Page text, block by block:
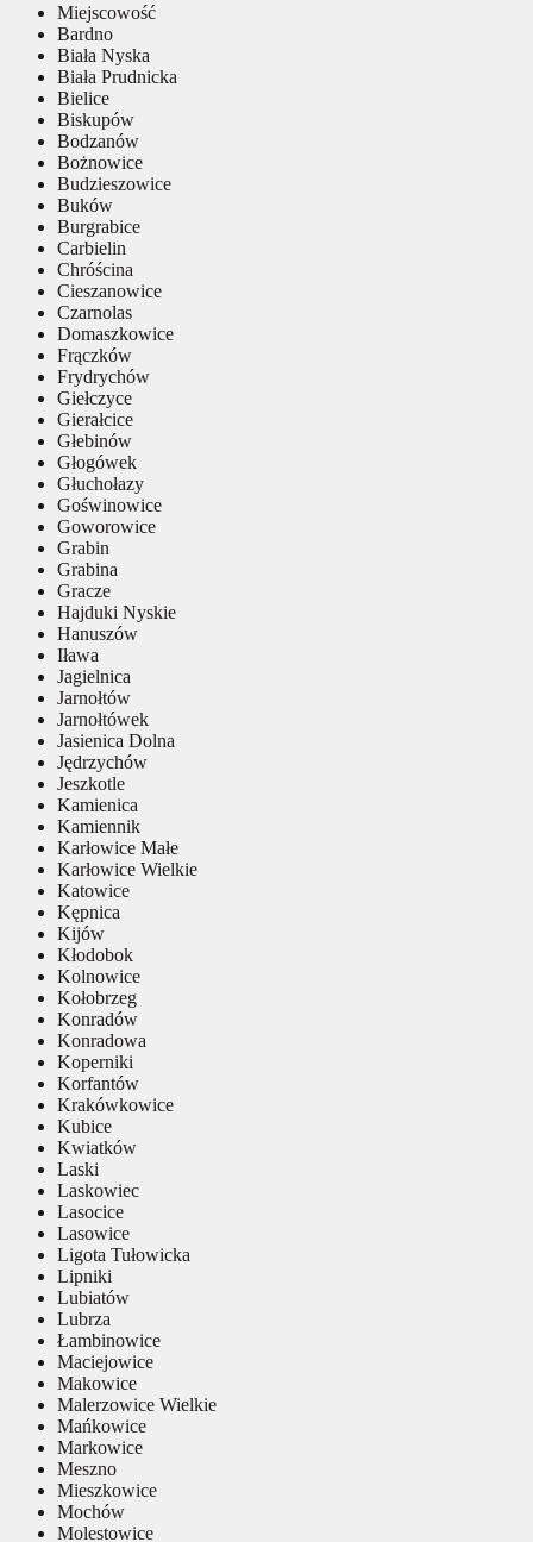
Miejscowość
Bardno
Biała Nyska
Biała Prudnicka
Bielice
Biskupów
Bodzanów
Bożnowice
Budzieszowice
Buków
Burgrabice
Carbielin
Chróścina
Cieszanowice
Czarnolas
Domaszkowice
Frączków
Frydrychów
Giełczyce
Gierałcice
Głebinów
Głogówek
Głuchołazy
Goświnowice
Goworowice
Grabin
Grabina
Gracze
Hajduki Nyskie
Hanuszów
Iława
Jagielnica
Jarnołtów
Jarnołtówek
Jasienica Dolna
Jędrzychów
Jeszkotle
Kamienica
Kamiennik
Karłowice Małe
Karłowice Wielkie
Katowice
Kępnica
Kijów
Kłodobok
Kolnowice
Kołobrzeg
Konradów
Konradowa
Koperniki
Korfantów
Krakówkowice
Kubice
Kwiatków
Laski
Laskowiec
Lasocice
Lasowice
Ligota Tułowicka
Lipniki
Lubiatów
Lubrza
Łambinowice
Maciejowice
Makowice
Malerzowice Wielkie
Mańkowice
Markowice
Meszno
Mieszkowice
Mochów
Molestowice